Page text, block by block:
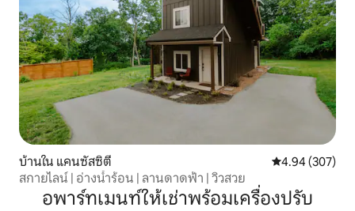
บ้านใน แคนซัสซิตี คะแนนเฉลี่ย
4.94 (307)
สกายไลน์ | อ่างน้ำร้อน | ลานดาดฟ้า | วิวสวย
อพาร์ทเมนท์ให้เช่าพร้อมเครื่องปรับ